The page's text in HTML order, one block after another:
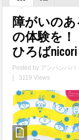
障がいの
の体験を
ひろば
Posted by アンパンパパ
3119 Views